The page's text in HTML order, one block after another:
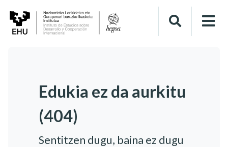
Edukia ez da aurkitu
(404)
Sentitzen dugu, baina ez dugu